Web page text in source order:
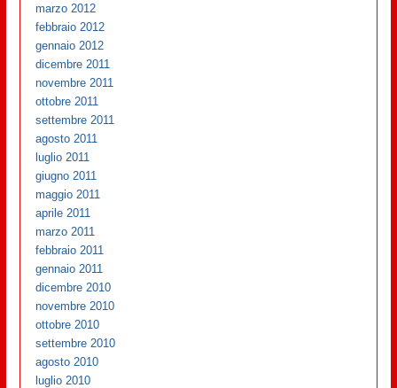
marzo 2012
febbraio 2012
gennaio 2012
dicembre 2011
novembre 2011
ottobre 2011
settembre 2011
agosto 2011
luglio 2011
giugno 2011
maggio 2011
aprile 2011
marzo 2011
febbraio 2011
gennaio 2011
dicembre 2010
novembre 2010
ottobre 2010
settembre 2010
agosto 2010
luglio 2010